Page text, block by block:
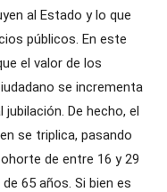
al Estado y lo que
públicos. En este
el valor de los
se incrementa
De hecho, el
se triplica, pasando
de entre 16 y 29
65 años. Si bien es